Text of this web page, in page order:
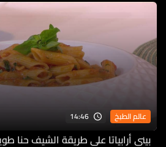
عالم الطبخ 14:46
بيني أرابياتا على طريقة الشيف حنا